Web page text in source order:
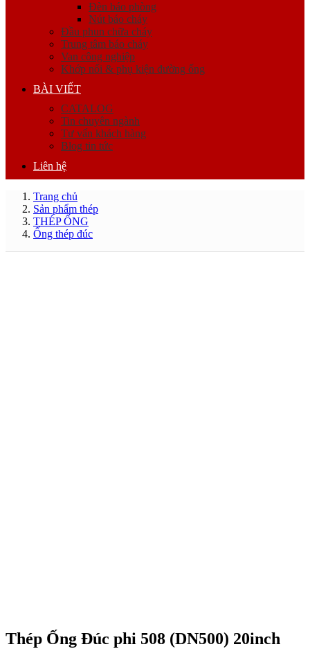
Đèn báo phòng
Nút báo cháy
Đầu phun chữa cháy
Trung tâm báo cháy
Van công nghiệp
Khớp nối & phụ kiện đường ống
BÀI VIẾT
CATALOG
Tin chuyên ngành
Tư vấn khách hàng
Blog tin tức
Liên hệ
Trang chủ
Sản phẩm thép
THÉP ỐNG
Ống thép đúc
Thép Ống Đúc phi 508 (DN500) 20inch